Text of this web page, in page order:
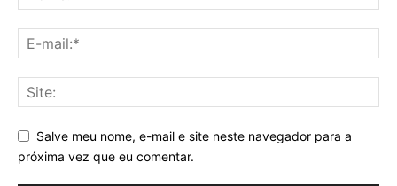
Salve meu nome, e-mail e site neste navegador para a
próxima vez que eu comentar.